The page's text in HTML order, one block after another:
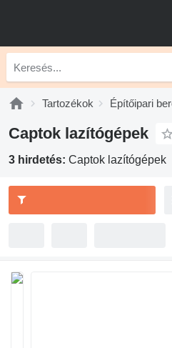
Tartozékok Építőipari
Captok lazítógépek
3 hirdetés: Captok lazítógépek